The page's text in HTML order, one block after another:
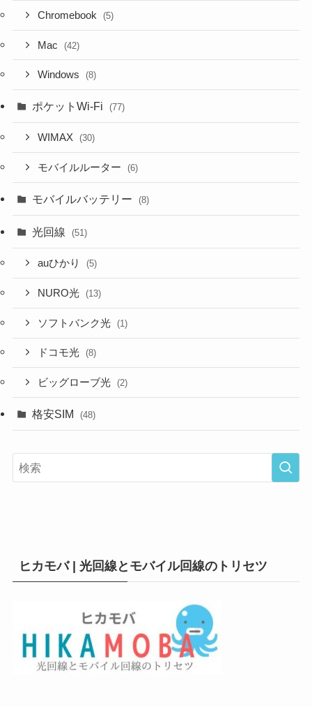
Chromebook (5)
Mac (42)
Windows (8)
ポケットWi-Fi (77)
WIMAX (30)
モバイルルーター (6)
モバイルバッテリー (8)
光回線 (51)
auひかり (5)
NURO光 (13)
ソフトバンク光 (1)
ドコモ光 (8)
ビッグローブ光 (2)
格安SIM (48)
ヒカモバ | 光回線とモバイル回線のトリセツ